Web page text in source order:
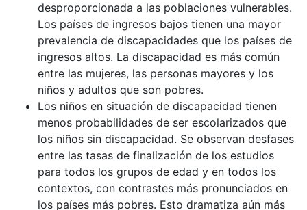
desproporcionada a las poblaciones vulnerables.
Los países de ingresos bajos tienen una mayor
prevalencia de discapacidades que los países de
ingresos altos. La discapacidad es más común
entre las mujeres, las personas mayores y los
niños y adultos que son pobres.
Los niños en situación de discapacidad tienen
menos probabilidades de ser escolarizados que
los niños sin discapacidad. Se observan desfases
entre las tasas de finalización de los estudios
para todos los grupos de edad y en todos los
contextos, con contrastes más pronunciados en
los países más pobres. Esto dramatiza aún más